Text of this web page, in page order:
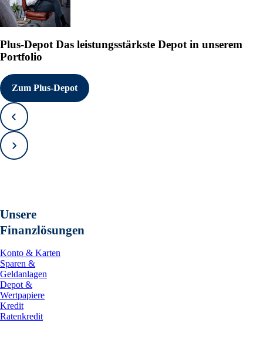
Plus-Depot Das leistungsstärkste Depot in unserem
Portfolio
Zum Plus-Depot
Zurück
Vorwärts
Unsere
Finanzlösungen
Konto & Karten
Sparen &
Geldanlagen
Depot &
Wertpapiere
Kredit
Ratenkredit